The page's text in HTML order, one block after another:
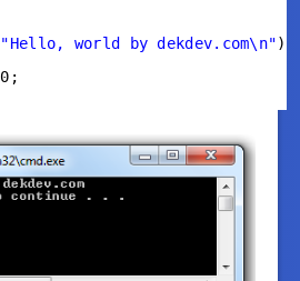
"Hello, world by dekdev.com\n");
0;